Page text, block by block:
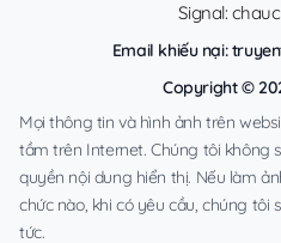
Signal:
Email khiếu nại:
Copyright ©
Mọi thông tin và hình ảnh trên
tầm trên Internet. Chúng tôi không
quyền nội dung hiển thị. Nếu làm
chức nào, khi có yêu cầu, chúng
tức.